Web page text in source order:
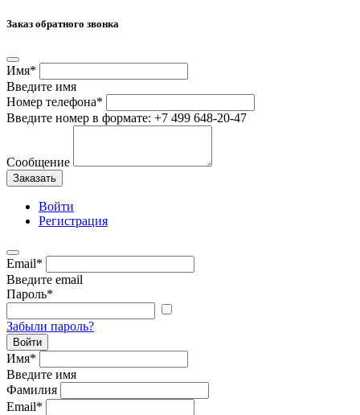
Заказ обратного звонка
Имя*
Введите имя
Номер телефона*
Введите номер в формате: +7 499 648-20-47
Сообщение
Заказать
Войти
Регистрация
Email*
Введите email
Пароль*
Забыли пароль?
Войти
Имя*
Введите имя
Фамилия
Email*